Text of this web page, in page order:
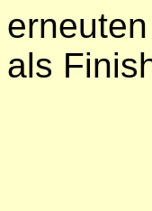
als